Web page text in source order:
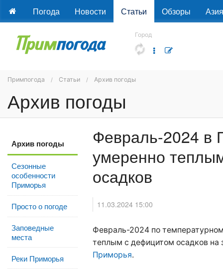
Погода Новости Статьи Обзоры Азия
Город
Примпогода Статьи Архив погоды
Архив погоды
Архив погоды
Сезонные
особенности
Приморья
Просто о погоде
Заповедные
места
Реки Приморья
Февраль-2024 в
умеренно
осадков
11.03.2024 15:00
Февраль-2024 по
теплым с дефицитом осадков на
Приморья.